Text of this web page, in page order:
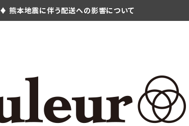
♦ 熊本地震に伴う配送への影響について